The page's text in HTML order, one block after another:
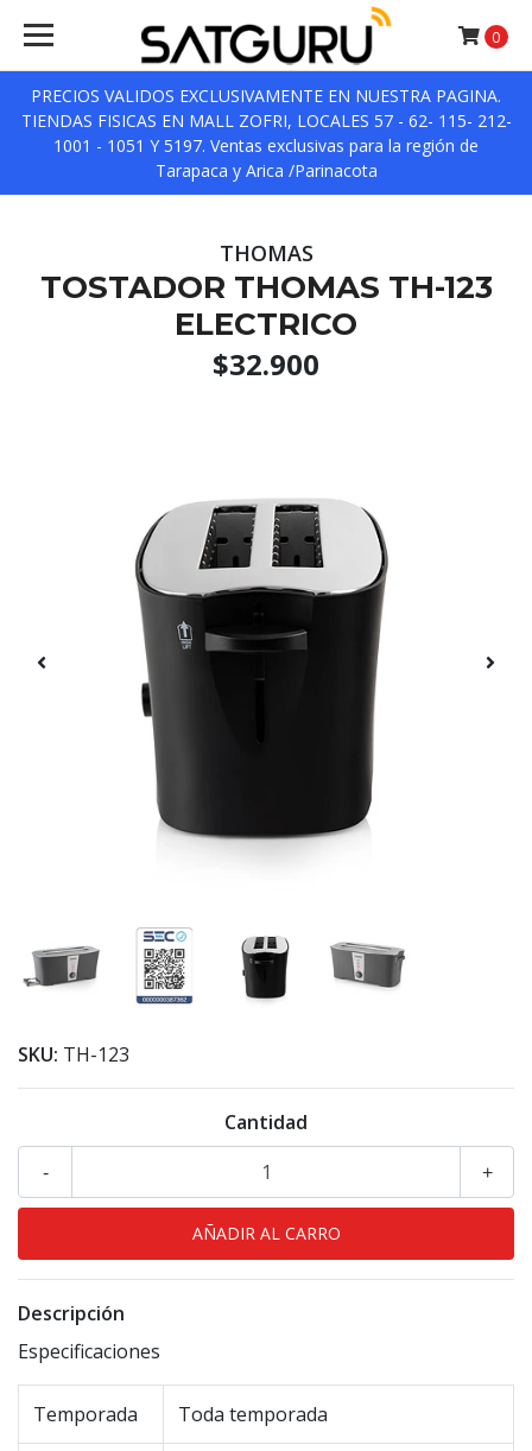
PRECIOS VALIDOS EXCLUSIVAMENTE EN NUESTRA PAGINA.
TIENDAS FISICAS EN MALL ZOFRI, LOCALES 57 - 62- 115- 212-
1001 - 1051 Y 5197. Ventas exclusivas para la región de
Tarapaca y Arica /Parinacota
0
THOMAS
TOSTADOR THOMAS TH-123
ELECTRICO
$32.900
SKU: TH-123
Cantidad
+
-
Descripción
Especificaciones
Temporada Toda temporada